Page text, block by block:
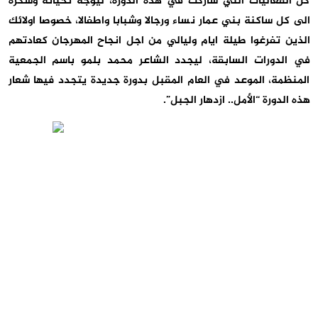
الى كل ساكنة بني عمار نساء ورجالا وشبابا واطفالا، خصوصا اولائك
الذين تفرغوا طيلة ايام وليالي من اجل انجاح المهرجان كعادتهم
في الدورات السابقة، ليجدد الشاعر محمد بلمو باسم الجمعية
المنظمة، الموعد في العام المقبل بدورة جديدة يتجدد فيها شعار
هذه الدورة “الأمل.. ازدهار الجبل”.